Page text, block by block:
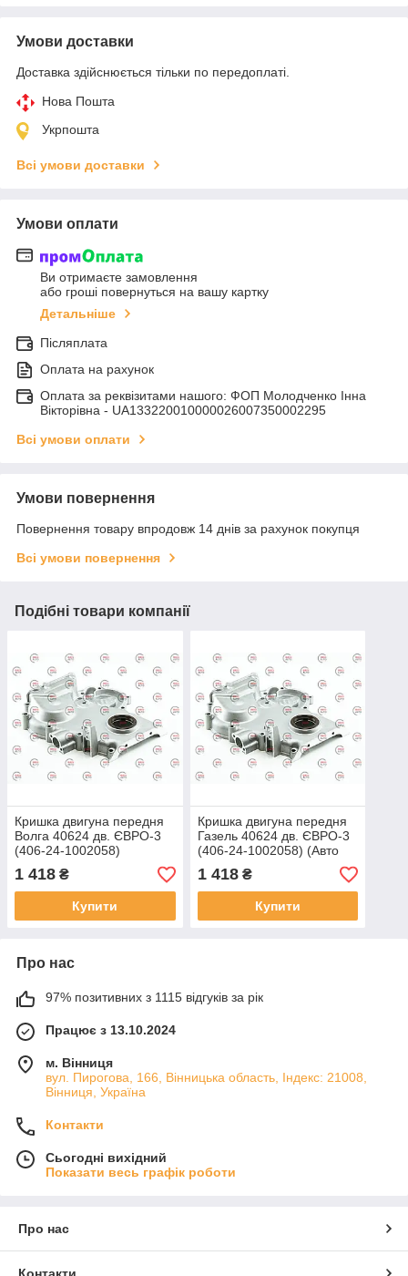
Умови доставки
Доставка здійснюється тільки по передоплаті.
Нова Пошта
Укрпошта
Всі умови доставки
Умови оплати
Ви отримаєте замовлення
або гроші повернуться на вашу картку
Детальніше
Післяплата
Оплата на рахунок
Оплата за реквізитами нашого: ФОП Молодченко Інна
Вікторівна - UA133220010000026007350002295
Всі умови оплати
Умови повернення
Повернення товару впродовж 14 днів за рахунок покупця
Всі умови повернення
Подібні товари компанії
Кришка двигуна передня
Волга 40624 дв. ЄВРО-3
(406-24-1002058)
1 418 ₴
Купити
Кришка двигуна передня
Газель 40624 дв. ЄВРО-3
(406-24-1002058) (Авто
Престиж)
1 418₴
Купити
Про нас
97% позитивних з 1115 відгуків за рік
Працює з 13.10.2024
м. Вінниця
вул. Пирогова, 166, Вінницька область, Індекс: 21008,
Вінниця, Україна
Контакти
Сьогодні вихідний
Показати весь графік роботи
Про нас